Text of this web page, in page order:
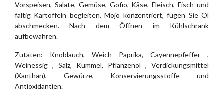
Vorspeisen, Salate, Gemüse, Gofio, Käse, Fleisch, Fisch und
faltig Kartoffeln begleiten. Mojo konzentriert, fügen Sie Öl
abschmecken. Nach dem Öffnen im Kühlschrank
aufbewahren.
Zutaten: Knoblauch, Weich Paprika, Cayennepfeffer ,
Weinessig , Salz, Kümmel, Pflanzenöl , Verdickungsmittel
(Xanthan), Gewürze, Konservierungsstoffe und
Antioxidantien.